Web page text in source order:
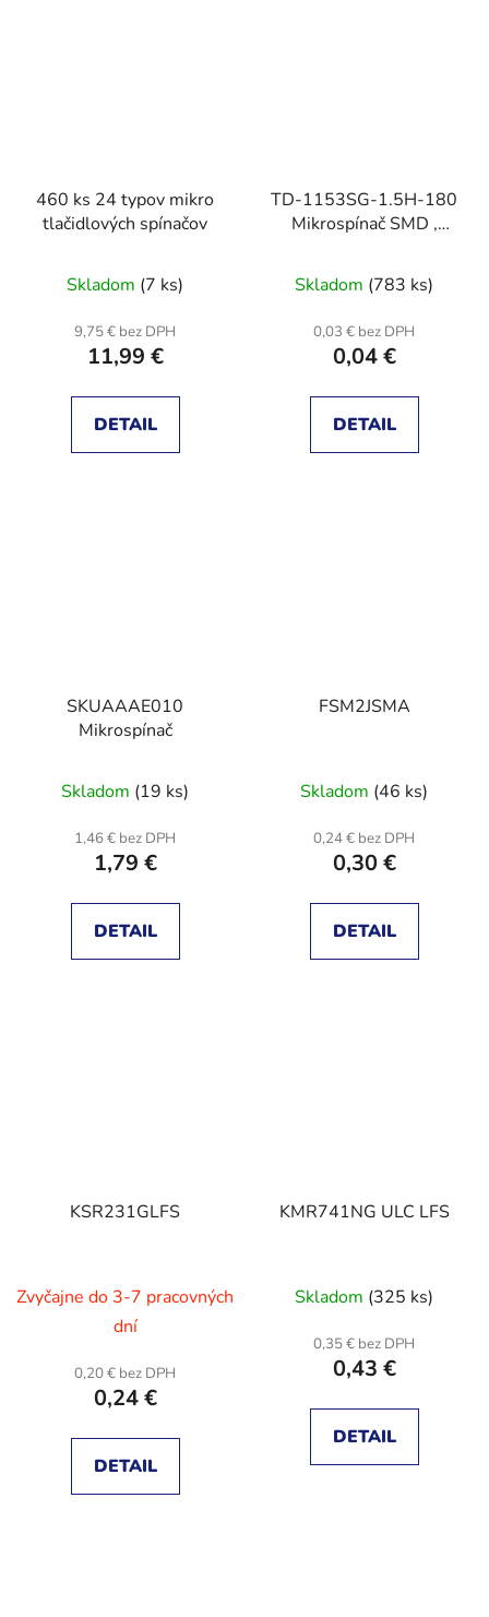
460 ks 24 typov mikro
tlačidlových spínačov
Skladom (7 ks)
9,75 € bez DPH
11,99 €
DETAIL
TD-1153SG-1.5H-180
Mikrospínač SMD ,
Skladom (783 ks)
0,03 € bez DPH
0,04 €
DETAIL
SKUAAAE010
Mikrospínač
Skladom (19 ks)
1,46 € bez DPH
1,79 €
DETAIL
FSM2JSMA
Skladom (46 ks)
0,24 € bez DPH
0,30 €
DETAIL
KSR231GLFS
Zvyčajne do 3-7 pracovných
dní
0,20 € bez DPH
0,24 €
DETAIL
KMR741NG ULC LFS
Skladom (325 ks)
0,35 € bez DPH
0,43 €
DETAIL